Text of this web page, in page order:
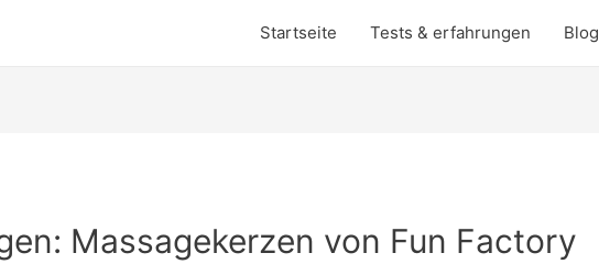
Startseite Tests & erfahrungen Blog
Massagekerzen von Fun Factory